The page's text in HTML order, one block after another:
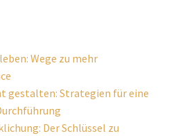
Wege zu mehr
gestalten: Strategien für eine
Der Schlüssel zu